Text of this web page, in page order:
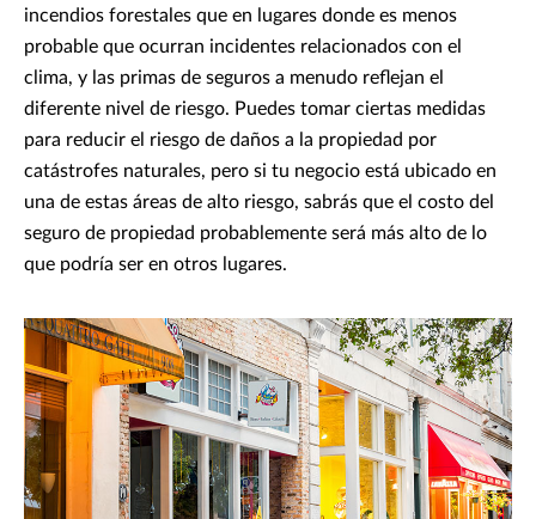
incendios forestales que en lugares donde es menos
probable que ocurran incidentes relacionados con el
clima, y las primas de seguros a menudo reflejan el
diferente nivel de riesgo. Puedes tomar ciertas medidas
para reducir el riesgo de daños a la propiedad por
catástrofes naturales, pero si tu negocio está ubicado en
una de estas áreas de alto riesgo, sabrás que el costo del
seguro de propiedad probablemente será más alto de lo
que podría ser en otros lugares.